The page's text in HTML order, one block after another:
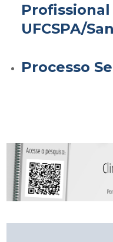
Profissional
UFCSPA/
Processo